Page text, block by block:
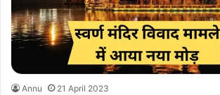
Annu 21 April 2023